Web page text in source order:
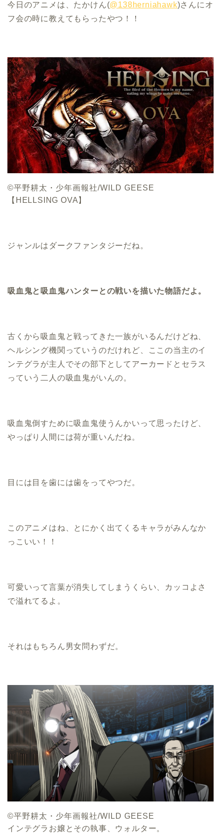
今日のアニメは、たかけん(@138herniahawk)さんにオ
フ会の時に教えてもらったやつ！！
©平野耕太・少年画報社/WILD GEESE
【HELLSING OVA】
ジャンルはダークファンタジーだね。
吸血鬼と吸血鬼ハンターとの戦いを描いた物語だよ。
古くから吸血鬼と戦ってきた一族がいるんだけどね、
ヘルシング機関っていうのだけれど、ここの当主のイ
ンテグラが主人でその部下としてアーカードとセラス
っていう二人の吸血鬼がいんの。
吸血鬼倒すために吸血鬼使うんかいって思ったけど、
やっぱり人間には荷が重いんだね。
目には目を歯には歯をってやつだ。
このアニメはね、とにかく出てくるキャラがみんなか
っこいい！！
可愛いって言葉が消失してしまうくらい、カッコよさ
で溢れてるよ。
それはもちろん男女問わずだ。
©平野耕太・少年画報社/WILD GEESE
インテグラお嬢とその執事、ウォルター。